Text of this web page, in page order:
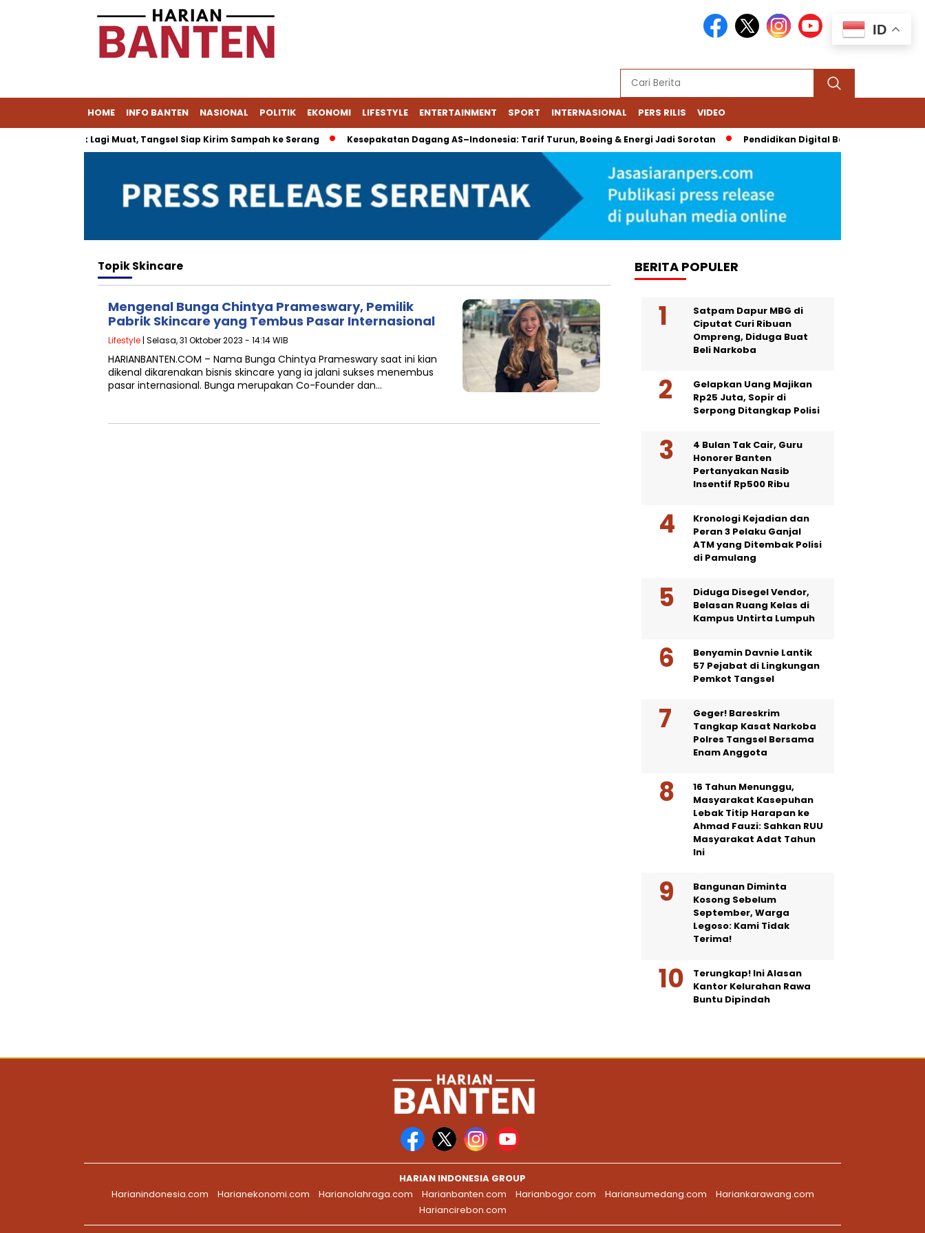
HOME INFO BANTEN NASIONAL POLITIK EKONOMI LIFESTYLE ENTERTAINMENT SPORT INTERNASIONAL PERS RILIS VIDEO
Tak Lagi Muat, Tangsel Siap Kirim Sampah ke Serang Kesepakatan Dagang AS–Indonesia: Tarif Turun, Boeing & Energi Jadi Sorotan Pendidikan Digital Bernoda:
TopikSkincare
Mengenal Bunga Chintya Prameswary, Pemilik
Pabrik Skincare yang Tembus Pasar Internasional
Lifestyle | Selasa, 31 Oktober 2023 - 14:14 WIB
HARIANBANTEN.COM – Nama Bunga Chintya Prameswary saat ini kian
dikenal dikarenakan bisnis skincare yang ia jalani sukses menembus
pasar internasional. Bunga merupakan Co-Founder dan…
BERITA POPULER
Satpam Dapur MBG di
Ciputat Curi Ribuan
Ompreng, Diduga Buat
Beli Narkoba
Gelapkan Uang Majikan
Rp25 Juta, Sopir di
Serpong Ditangkap Polisi
4 Bulan Tak Cair, Guru
Honorer Banten
Pertanyakan Nasib
Insentif Rp500 Ribu
Kronologi Kejadian dan
Peran 3 Pelaku Ganjal
ATM yang Ditembak Polisi
di Pamulang
Diduga Disegel Vendor,
Belasan Ruang Kelas di
Kampus Untirta Lumpuh
Benyamin Davnie Lantik
57 Pejabat di Lingkungan
Pemkot Tangsel
Geger! Bareskrim
Tangkap Kasat Narkoba
Polres Tangsel Bersama
Enam Anggota
16 Tahun Menunggu,
Masyarakat Kasepuhan
Lebak Titip Harapan ke
Ahmad Fauzi: Sahkan RUU
Masyarakat Adat Tahun
Ini
Bangunan Diminta
Kosong Sebelum
September, Warga
Legoso: Kami Tidak
Terima!
Terungkap! Ini Alasan
Kantor Kelurahan Rawa
Buntu Dipindah
ID
HARIAN INDONESIA GROUP
Harianindonesia.com
Harianekonomi.com Harianolahraga.com Harianbanten.com Harianbogor.com Hariansumedang.com
Hariankarawang.com
Hariancirebon.com